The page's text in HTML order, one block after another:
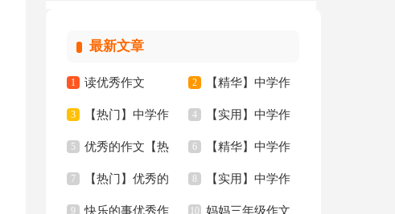
最新文章
1 读优秀作文 2 【精华】中学作
文四篇
3 【热门】中学作
文锦集六篇
4 【实用】中学作
文3篇
5 优秀的作文【热
门】
6 【精华】中学作
文5篇
7 【热门】优秀的 8 【实用】中学作
9 快乐的事优秀作 10 妈妈三年级作文